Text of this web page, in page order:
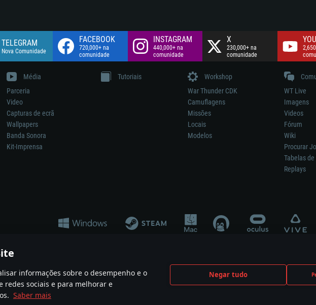
informações sobre o desempenho e o
redes sociais e para melhorar e
Saber mais
Negar tudo
TELEGRAM
Nova Comunidade
FACEBOOK
720,000+ na
comunidade
INSTAGRAM
440,000+ na
comunidade
X
230,000+ na
comunidade
Média
Parceria
Video
Capturas de ecrã
Wallpapers
Banda Sonora
Kit-Imprensa
Tutoriais
Workshop
War Thunder CDK
Camuflagens
Missões
Locais
Modelos
WT Live
Imagens
Videos
Fórum
Wiki
Procurar
Tabelas
Replays
armas ou veículo neste jogo não significa participação no desenvolvimento, patrocínio ou aval do respetivo
logos and brand names are the property of their respective owners.
Termos de Serviço